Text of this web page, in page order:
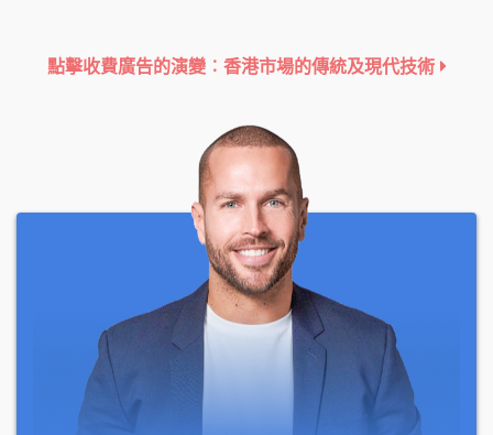
點擊收費廣告的演變︰香港市場的傳統及現代技術